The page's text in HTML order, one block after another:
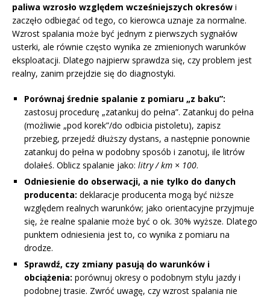
paliwa wzrosło względem wcześniejszych okresów i
zaczęło odbiegać od tego, co kierowca uznaje za normalne.
Wzrost spalania może być jednym z pierwszych sygnałów
usterki, ale równie często wynika ze zmienionych warunków
eksploatacji. Dlatego najpierw sprawdza się, czy problem jest
realny, zanim przejdzie się do diagnostyki.
Porównaj średnie spalanie z pomiaru „z baku”:
zastosuj procedurę „zatankuj do pełna”. Zatankuj do pełna
(możliwie „pod korek”/do odbicia pistoletu), zapisz
przebieg, przejedź dłuższy dystans, a następnie ponownie
zatankuj do pełna w podobny sposób i zanotuj, ile litrów
dolałeś. Oblicz spalanie jako: litry / km × 100.
Odniesienie do obserwacji, a nie tylko do danych
producenta: deklaracje producenta mogą być niższe
względem realnych warunków; jako orientacyjne przyjmuje
się, że realne spalanie może być o ok. 30% wyższe. Dlatego
punktem odniesienia jest to, co wynika z pomiaru na
drodze.
Sprawdź, czy zmiany pasują do warunków i
obciążenia: porównuj okresy o podobnym stylu jazdy i
podobnej trasie. Zwróć uwagę, czy wzrost spalania nie